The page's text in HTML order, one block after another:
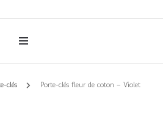
– Créations
& originales
clés Porte-clés fleur de coton – Violet